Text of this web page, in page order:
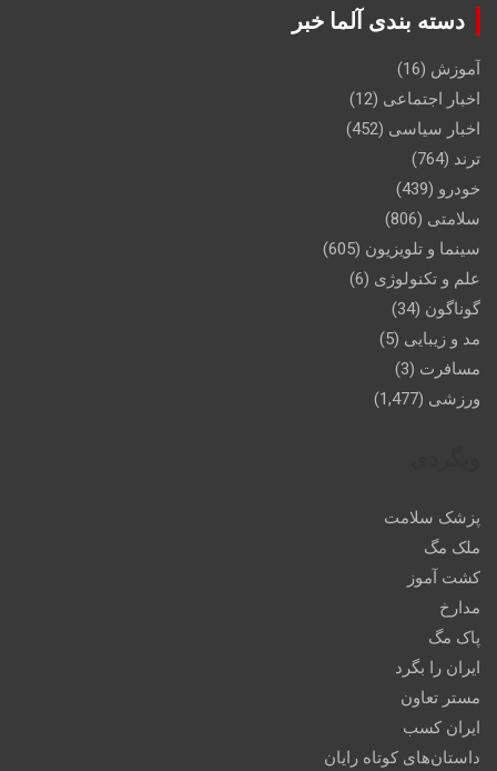
دسته بندی آلما خبر
آموزش (16)
اخبار اجتماعی (12)
اخبار سیاسی (452)
ترند (764)
خودرو (439)
سلامتی (806)
سینما و تلویزیون (605)
علم و تکنولوژی (6)
گوناگون (34)
مد و زیبایی (5)
مسافرت (3)
ورزشی (1,477)
پزشک سلامت
ملک مگ
کشت آموز
مدارخ
پاک مگ
ایران را بگرد
مستر تعاون
ایران کسب
داستان‌های کوتاه رایان